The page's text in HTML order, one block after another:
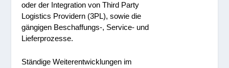
oder der Integration von Third Party
Logistics Providern (3PL), sowie die
gängigen Beschaffungs-, Service- und
Lieferprozesse.
Ständige Weiterentwicklungen im